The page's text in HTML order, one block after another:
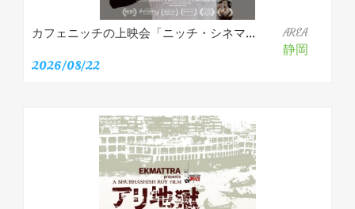
カフェニッチの上映会「ニッチ・シネマ... AREA
静岡
2026/08/22